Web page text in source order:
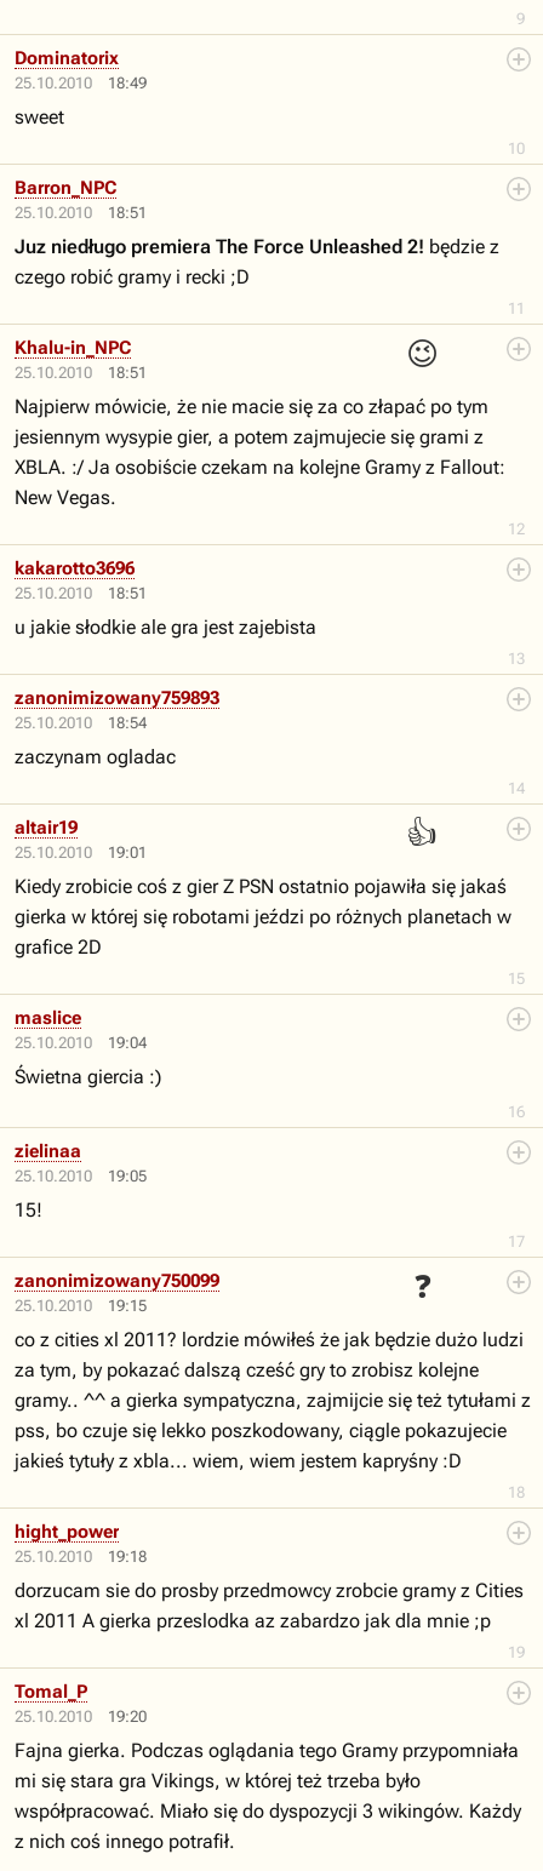
9
25.10.2010 18:49
10
Dominatorix
sweet
25.10.2010 18:51
11
Barron_NPC
Juz niedługo premiera The Force Unleashed 2! będzie z
czego robić gramy i recki ;D
25.10.2010 18:51
😉
12
Khalu-in_NPC
Najpierw mówicie, że nie macie się za co złapać po tym
jesiennym wysypie gier, a potem zajmujecie się grami z
XBLA. :/ Ja osobiście czekam na kolejne Gramy z Fallout:
New Vegas.
25.10.2010 18:51
13
kakarotto3696
u jakie słodkie ale gra jest zajebista
25.10.2010 18:54
14
zanonimizowany759893
zaczynam ogladac
25.10.2010 19:01
👍
15
altair19
Kiedy zrobicie coś z gier Z PSN ostatnio pojawiła się jakaś
gierka w której się robotami jeździ po różnych planetach w
grafice 2D
25.10.2010 19:04
16
maslice
Świetna giercia :)
25.10.2010 19:05
17
zielinaa
15!
25.10.2010 19:15
❓
18
zanonimizowany750099
co z cities xl 2011? lordzie mówiłeś że jak będzie dużo ludzi
za tym, by pokazać dalszą cześć gry to zrobisz kolejne
gramy.. ^^ a gierka sympatyczna, zajmijcie się też tytułami z
pss, bo czuje się lekko poszkodowany, ciągle pokazujecie
jakieś tytuły z xbla... wiem, wiem jestem kapryśny :D
25.10.2010 19:18
19
hight_power
dorzucam sie do prosby przedmowcy zrobcie gramy z Cities
xl 2011 A gierka przeslodka az zabardzo jak dla mnie ;p
25.10.2010 19:20
Tomal_P
Fajna gierka. Podczas oglądania tego Gramy przypomniała
mi się stara gra Vikings, w której też trzeba było
współpracować. Miało się do dyspozycji 3 wikingów. Każdy
z nich coś innego potrafił.